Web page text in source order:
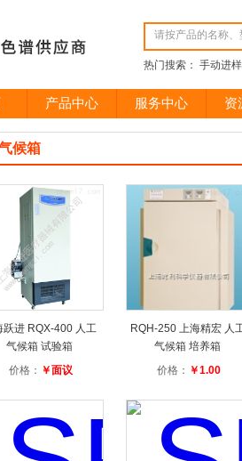
热门搜索： 手动进
产品中心 服务中心 资
候箱
跃进 RQX-400 人工
气候箱 试验箱
价格： ￥面议
RQH-250 上海精宏 人
气候箱 培养箱
价格： ￥1.00